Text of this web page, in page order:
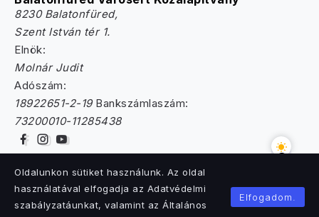
8230 Balatonfüred,
Szent István tér 1.
Elnök:
Molnár Judit
Adószám:
18922651-2-19Bankszámlaszám:
73200010-11285438
© 2025. Tempevölgy Online. Minden jog fenntartva.
Oldalunkon sütiket használunk. Az oldal
használatával elfogadja az Adatvédelmi
szabályzatáunkat, valamint az Általános
Elfogadom.